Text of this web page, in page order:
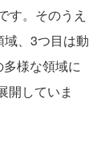
す。そのうえ
、3つ目は動
様な領域に
開していま